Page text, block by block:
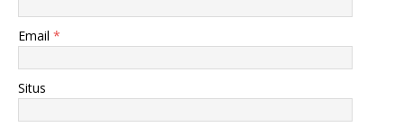
Email *
Situs